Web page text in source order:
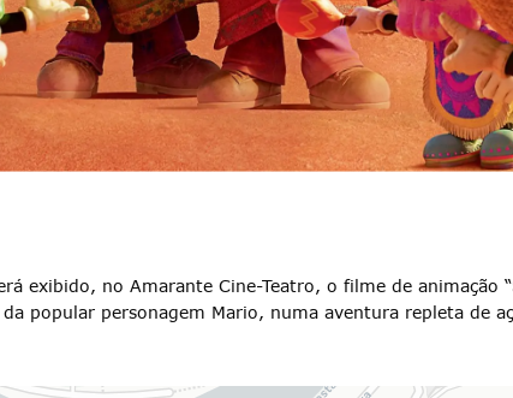
exibido, no Amarante Cine-Teatro, o filme de animação
popular personagem Mario, numa aventura repleta de